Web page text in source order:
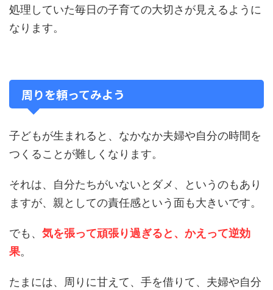
処理していた毎日の子育ての大切さが見えるように
なります。
周りを頼ってみよう
子どもが生まれると、なかなか夫婦や自分の時間を
つくることが難しくなります。
それは、自分たちがいないとダメ、というのもあり
ますが、親としての責任感という面も大きいです。
でも、 気を張って頑張り過ぎると、かえって逆効
果。
たまには、周りに甘えて、手を借りて、夫婦や自分